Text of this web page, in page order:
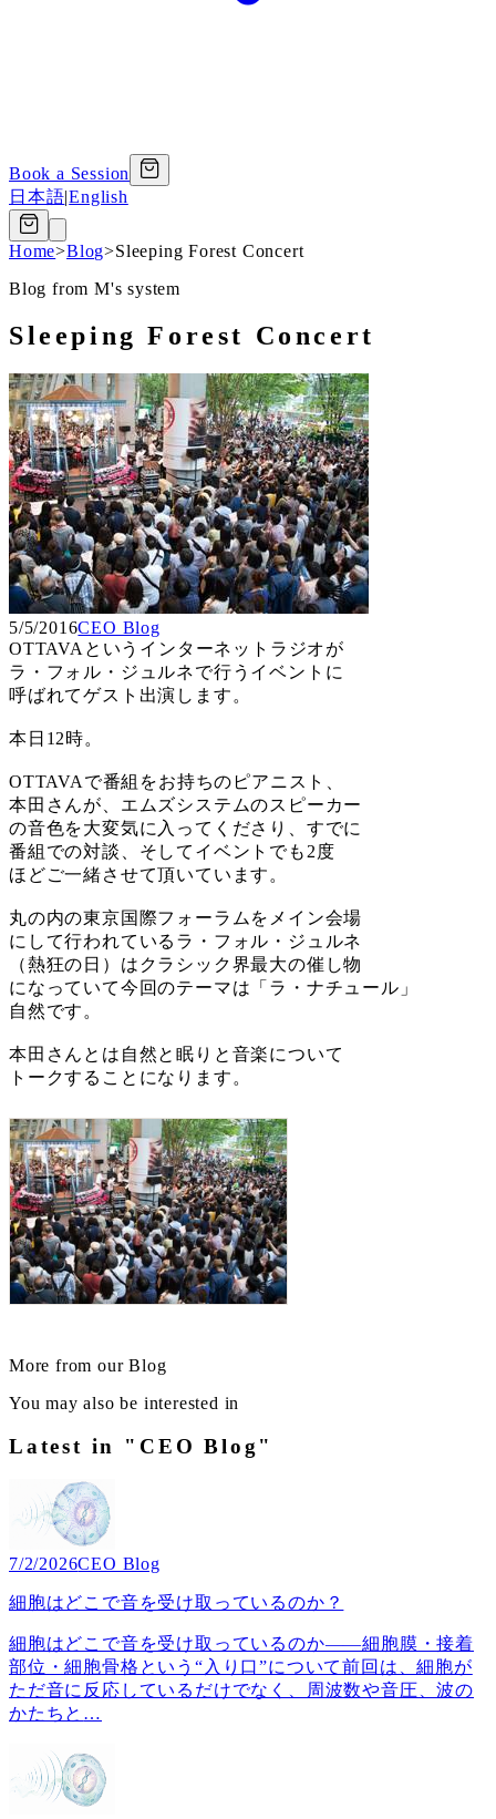
Book a Session
日本語|English
Home>Blog>Sleeping Forest Concert
Blog from M's system
Sleeping Forest Concert
5/5/2016CEO Blog
OTTAVAというインターネットラジオが
ラ・フォル・ジュルネで行うイベントに
呼ばれてゲスト出演します。
本日12時。
OTTAVAで番組をお持ちのピアニスト、
本田さんが、エムズシステムのスピーカー
の音色を大変気に入ってくださり、すでに
番組での対談、そしてイベントでも2度
ほどご一緒させて頂いています。
丸の内の東京国際フォーラムをメイン会場
にして行われているラ・フォル・ジュルネ
（熱狂の日）はクラシック界最大の催し物
になっていて今回のテーマは「ラ・ナチュール」
自然です。
本田さんとは自然と眠りと音楽について
トークすることになります。
More from our Blog
You may also be interested in
Latest in "CEO Blog"
7/2/2026CEO Blog
細胞はどこで音を受け取っているのか？
細胞はどこで音を受け取っているのか――細胞膜・接着
部位・細胞骨格という“入り口”について前回は、細胞が
ただ音に反応しているだけでなく、周波数や音圧、波の
かたちと …